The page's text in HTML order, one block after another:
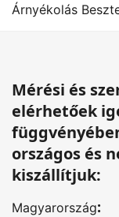
Árnyékolás
Mérési és
elérhetőek
országos és
kiszállítjuk:
Magyarország: